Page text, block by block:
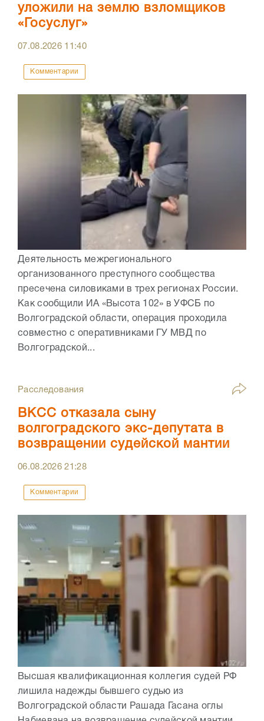
уложили на землю взломщиков
«Госуслуг»
07.08.2026 11:40
Комментарии
Деятельность межрегионального
организованного преступного сообщества
пресечена силовиками в трех регионах России.
Как сообщили ИА «Высота 102» в УФСБ по
Волгоградской области, операция проходила
совместно с оперативниками ГУ МВД по
Волгоградской...
Расследования
ВКСС отказала сыну
волгоградского экс-депутата в
возвращении судейской мантии
06.08.202621:28
Комментарии
Высшая квалификационная коллегия судей РФ
лишила надежды бывшего судью из
Волгоградской области Рашада Гасана оглы